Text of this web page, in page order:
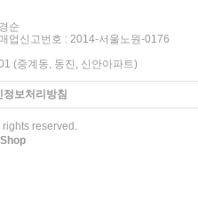
순
업신고번호 : 2014-서울노원-0176
(중계동, 동진, 신안아파트)
정보처리방침
reserved.
Shop